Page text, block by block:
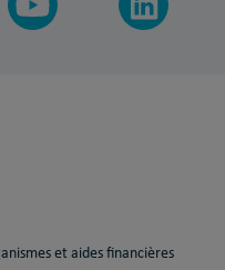
et aides financières